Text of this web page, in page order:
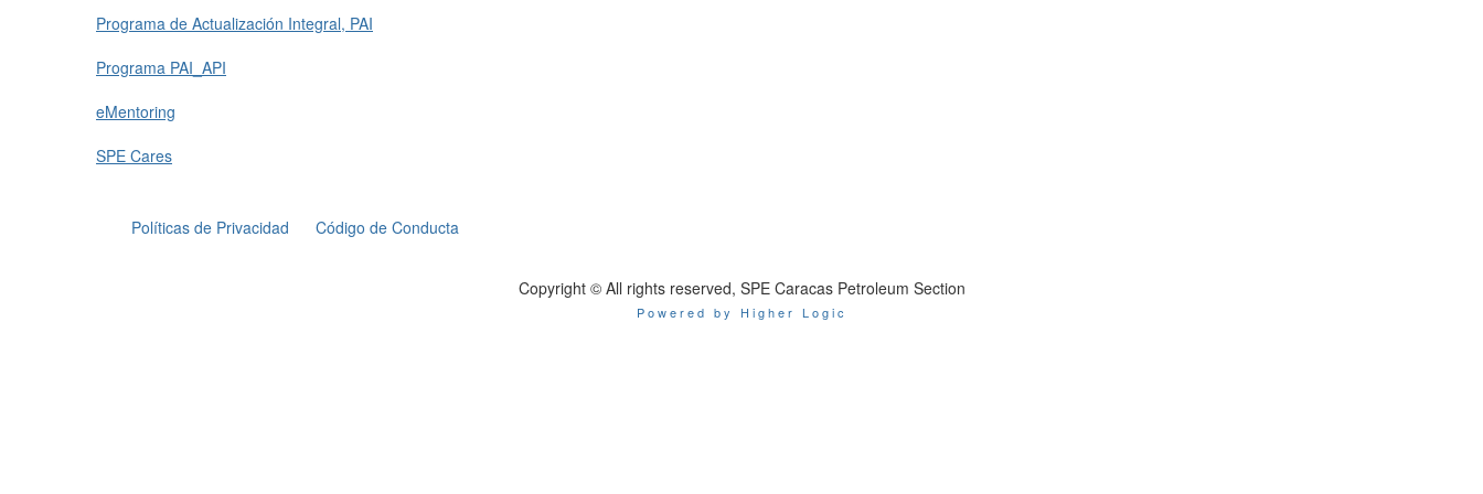
Programa de Actualización Integral, PAI
Programa PAI_API
eMentoring
SPE Cares
Políticas de Privacidad Código de Conducta
Copyright © All rights reserved, SPE Caracas Petroleum Section
Powered by Higher Logic